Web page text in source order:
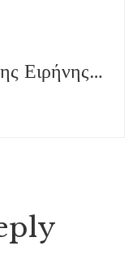
«Ταξίδι στο φεγγάρι», της Ειρήνης Πουλάκου, εκδ. Ελληνοεκδοτική